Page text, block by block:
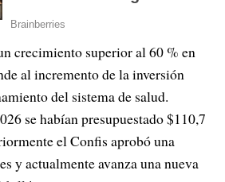
crecimiento superior al 60 % en
al incremento de la inversión
del sistema de salud.
se habían presupuestado $110,7
el Confis aprobó una
y actualmente avanza una nueva